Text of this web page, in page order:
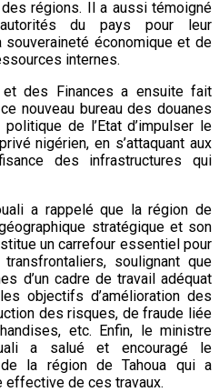
régions. Il a aussi témoigné
du pays pour leur
économique et de
internes.
et des Finances a ensuite fait
nouveau bureau des douanes
de l’Etat d’impulser le
nigérien, en s’attaquant aux
des infrastructures qui
a rappelé que la région de
stratégique et son
un carrefour essentiel pour
soulignant que
d’un cadre de travail adéquat
objectifs d’amélioration des
des risques, de fraude liée
etc. Enfin, le ministre
a salué et encouragé le
la région de Tahoua qui a
de ces travaux.